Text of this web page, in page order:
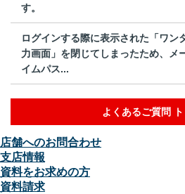
す。
ログインする際に表示された「ワン
力画面」を閉じてしまったため、メ
イムパス...
よくあるご質問
店舗へのお問合わせ
支店情報
資料をお求めの方
資料請求